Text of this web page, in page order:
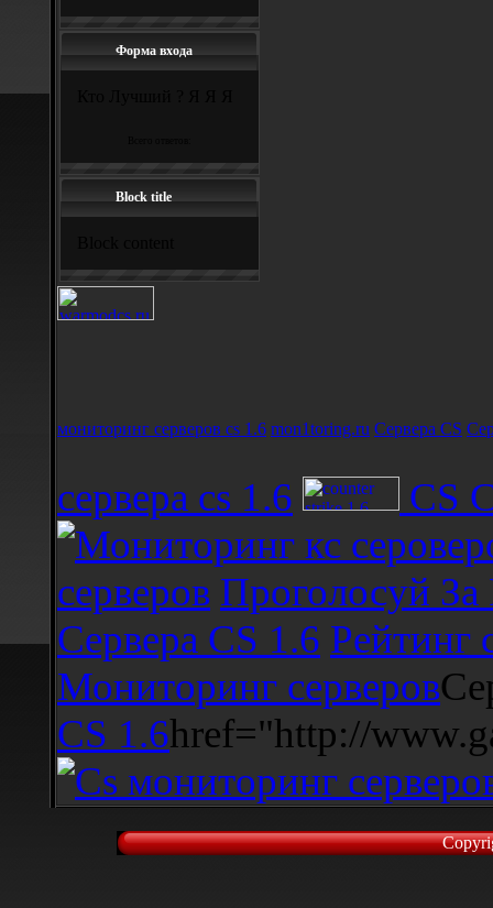
Форма входа
Block title
мониторинг серверов cs 1.6 mon1toring.ru Сервера CS
сервера cs 1.6 CS
серверов Проголосуй
Сервера CS 1.6 Рейтинг
Мониторинг серверов
CS 1.6href="http://